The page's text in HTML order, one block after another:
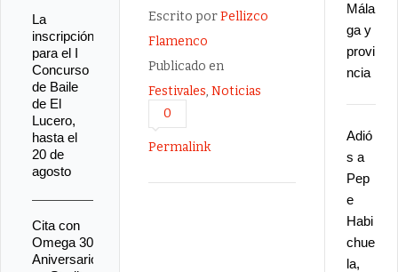
Escrito porPellizco
Flamenco
Publicado en
Festivales,Noticias
0
Permalink
Mála
ga y
provi
ncia
Adió
s a
Pep
e
Habi
chue
la,
La
inscripción
para el I
Concurso
de Baile
de El
Lucero,
hasta el
20 de
agosto
Cita con
Omega 30
Aniversario